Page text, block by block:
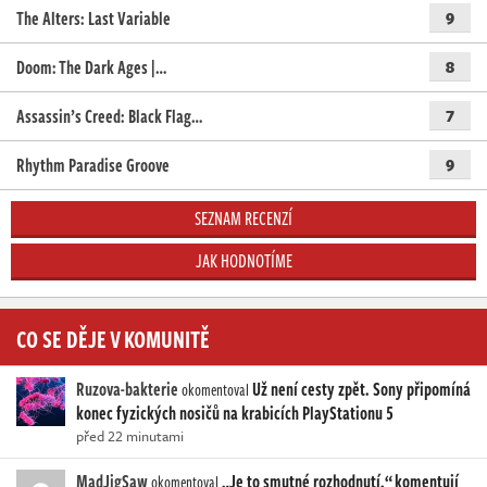
The Alters: Last Variable 9
Doom: The Dark Ages |… 8
Assassin’s Creed: Black Flag… 7
Rhythm Paradise Groove 9
SEZNAM RECENZÍ
JAK HODNOTÍME
CO SE DĚJE V KOMUNITĚ
Ruzova-bakterieokomentovalUž není cesty zpět. Sony připomíná
konec fyzických nosičů na krabicích PlayStationu 5
před 22 minutami
MadJigSawokomentoval„Je to smutné rozhodnutí,“ komentují